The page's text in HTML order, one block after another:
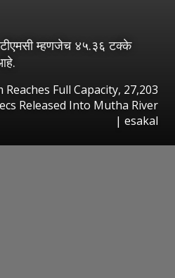
म्हणजेच ४५.३६ टक्के
Full Capacity, 27,203
Released Into Mutha River
| esakal